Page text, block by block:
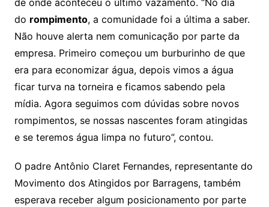
de onde aconteceu o último vazamento. “No dia
do rompimento, a comunidade foi a última a saber.
Não houve alerta nem comunicação por parte da
empresa. Primeiro começou um burburinho de que
era para economizar água, depois vimos a água
ficar turva na torneira e ficamos sabendo pela
mídia. Agora seguimos com dúvidas sobre novos
rompimentos, se nossas nascentes foram atingidas
e se teremos água limpa no futuro”, contou.
O padre Antônio Claret Fernandes, representante do
Movimento dos Atingidos por Barragens, também
esperava receber algum posicionamento por parte